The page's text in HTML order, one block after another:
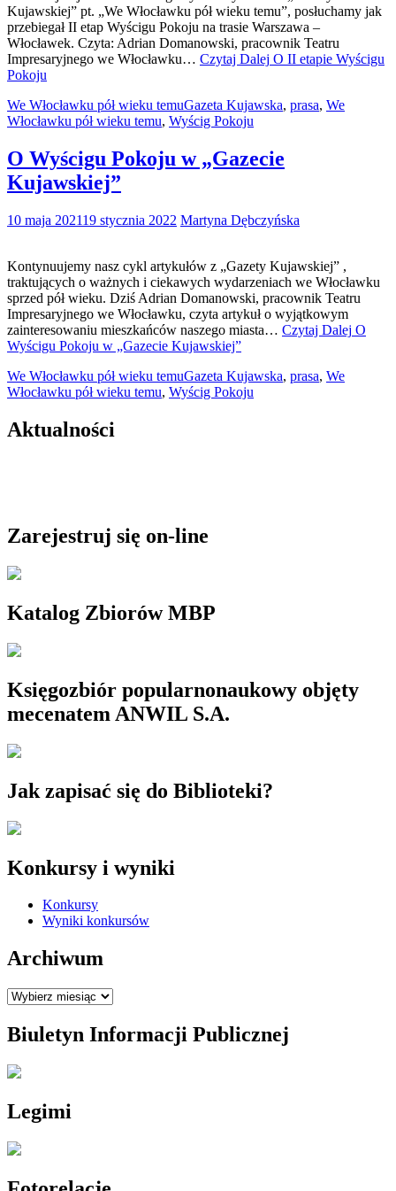
Kujawskiej” pt. „We Włocławku pół wieku temu”, posłuchamy jak
przebiegał II etap Wyścigu Pokoju na trasie Warszawa –
Włocławek. Czyta: Adrian Domanowski, pracownik Teatru
Impresaryjnego we Włocławku… Czytaj Dalej O II etapie Wyścigu
Pokoju
We Włocławku pół wieku temuGazeta Kujawska, prasa, We
Włocławku pół wieku temu, Wyścig Pokoju
O Wyścigu Pokoju w „Gazecie
Kujawskiej”
10 maja 202119 stycznia 2022 Martyna Dębczyńska
Kontynuujemy nasz cykl artykułów z „Gazety Kujawskiej” ,
traktujących o ważnych i ciekawych wydarzeniach we Włocławku
sprzed pół wieku. Dziś Adrian Domanowski, pracownik Teatru
Impresaryjnego we Włocławku, czyta artykuł o wyjątkowym
zainteresowaniu mieszkańców naszego miasta… Czytaj Dalej O
Wyścigu Pokoju w „Gazecie Kujawskiej”
We Włocławku pół wieku temuGazeta Kujawska, prasa, We
Włocławku pół wieku temu, Wyścig Pokoju
Aktualności
Zarejestruj się on-line
Katalog Zbiorów MBP
Księgozbiór popularnonaukowy objęty
mecenatem ANWIL S.A.
Jak zapisać się do Biblioteki?
Konkursy i wyniki
Konkursy
Wyniki konkursów
Archiwum
Archiwum
Biuletyn Informacji Publicznej
Legimi